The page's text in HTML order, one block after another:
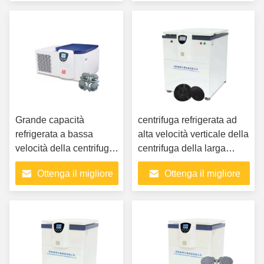
Grande capacità
refrigerata a bassa
velocità della centrifuga
1.8KW per il laboratorio
di ricercaOttenga il migliore
centrifuga refrigerata ad
alta velocità verticale della
centrifuga della larga
scala 4x1000ml
Ottenga il migliore